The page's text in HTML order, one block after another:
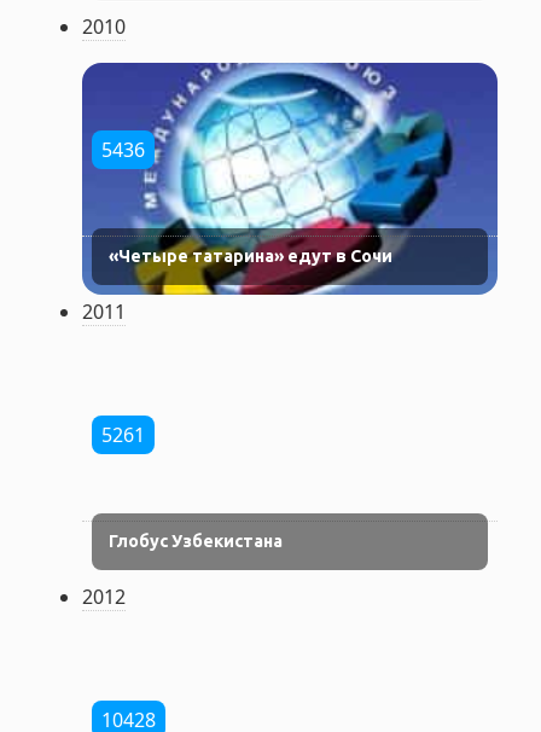
2010
5436
«Четыре татарина» едут в Сочи
2011
5261
Глобус Узбекистана
2012
10428